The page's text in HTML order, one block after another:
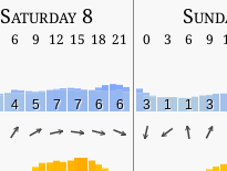
Saturday 8
6 9 12 15 18 21 0 3 6 9
4 5 7 7 6 6 3 1 1 3